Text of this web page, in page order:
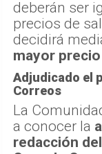
deberán ser
precios de
decidirá
mayor
Adjudicado el
Correos
La
a conocer la
redacción